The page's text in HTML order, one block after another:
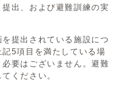
出、および避難訓練の実
提出されている施設につ
5項目を満たしている場
要はございません。避難
ください。